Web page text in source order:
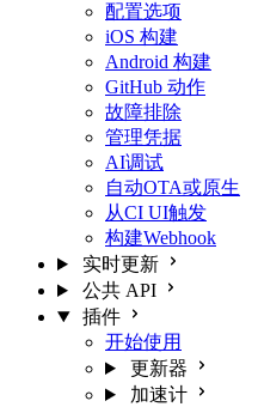
配置选项
iOS 构建
Android 构建
GitHub 动作
故障排除
管理凭据
AI调试
自动OTA或原生
从CI UI触发
构建Webhook
实时更新
公共 API
插件
开始使用
更新器
加速计